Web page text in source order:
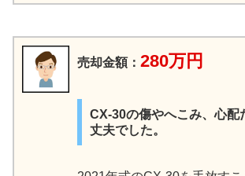
売却金額： 280万円
CX-30の傷やへこみ、心配
丈夫でした。